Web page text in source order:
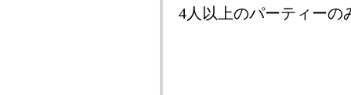
4人以上のパーティーの